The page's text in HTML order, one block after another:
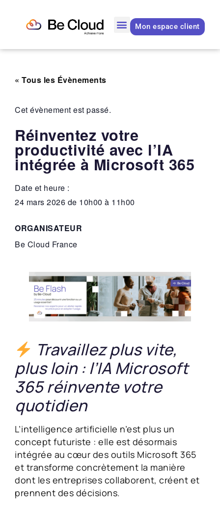
Mon espace client
« Tous les Évènements
Cet évènement est passé.
Réinventez votre
productivité avec l’IA
intégrée à Microsoft 365
Date et heure :
24 mars 2026 de 10h00 à 11h00
ORGANISATEUR
Be Cloud France
Travaillez plus vite,
plus loin : l’IA Microsoft
365 réinvente votre
quotidien
L’intelligence artificielle n’est plus un
concept futuriste : elle est désormais
intégrée au cœur des outils Microsoft 365
et transforme concrètement la manière
dont les entreprises collaborent, créent et
prennent des décisions.